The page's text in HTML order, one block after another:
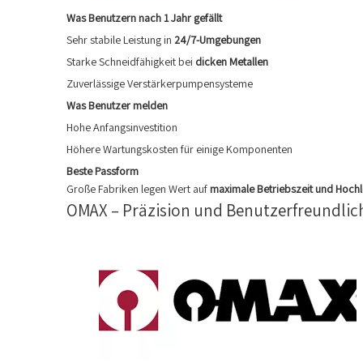
Was Benutzern nach 1 Jahr gefällt
Sehr stabile Leistung in 24/7-Umgebungen
Starke Schneidfähigkeit bei dicken Metallen
Zuverlässige Verstärkerpumpensysteme
Was Benutzer melden
Hohe Anfangsinvestition
Höhere Wartungskosten für einige Komponenten
Beste Passform
Große Fabriken legen Wert auf maximale Betriebszeit und
OMAX – Präzision und